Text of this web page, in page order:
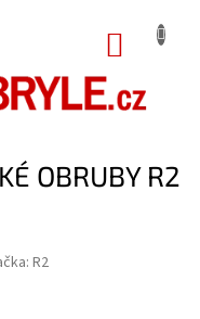
OBRUBY R2
R2